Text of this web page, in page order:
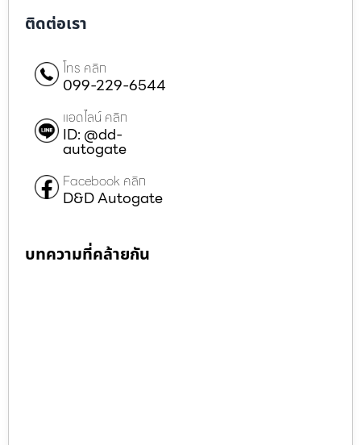
ติดต่อเรา
โทร คลิก
099-229-6544
แอดไลน์ คลิก
ID: @dd-
autogate
Facebook คลิก
D&D Autogate
บทความที่คล้ายกัน